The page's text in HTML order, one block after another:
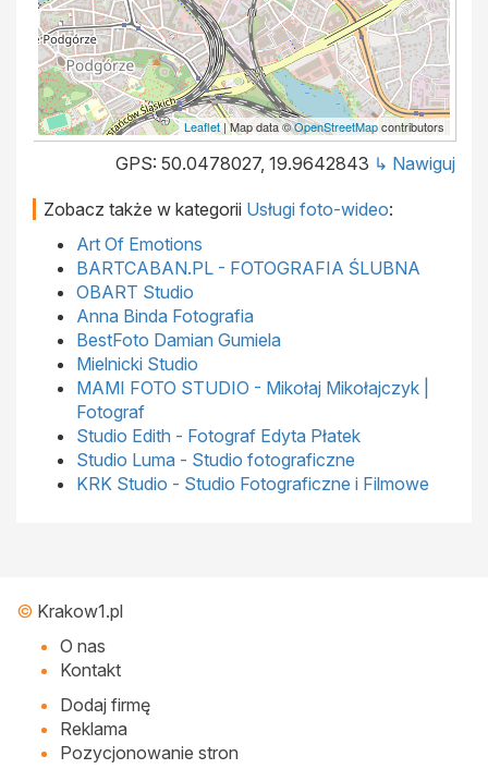
Leaflet| Map data ©OpenStreetMapcontributors
GPS: 50.0478027, 19.9642843 ↳ Nawiguj
Zobacz także w kategorii Usługi foto-wideo:
Art Of Emotions
BARTCABAN.PL - FOTOGRAFIA ŚLUBNA
OBART Studio
Anna Binda Fotografia
BestFoto Damian Gumiela
Mielnicki Studio
MAMI FOTO STUDIO - Mikołaj Mikołajczyk |
Fotograf
Studio Edith - Fotograf Edyta Płatek
Studio Luma - Studio fotograficzne
KRK Studio - Studio Fotograficzne i Filmowe
© Krakow1.pl
O nas
Kontakt
Dodaj firmę
Reklama
Pozycjonowanie stron